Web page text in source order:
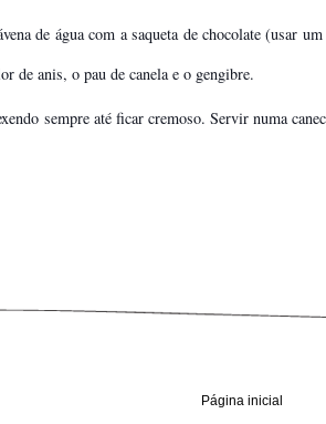
de água com a saqueta de chocolate (usar
de anis, o pau de canela e o gengibre.
sempre até ficar cremoso. Servir numa
Página inicial